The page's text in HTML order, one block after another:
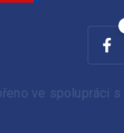
ve spolupráci s